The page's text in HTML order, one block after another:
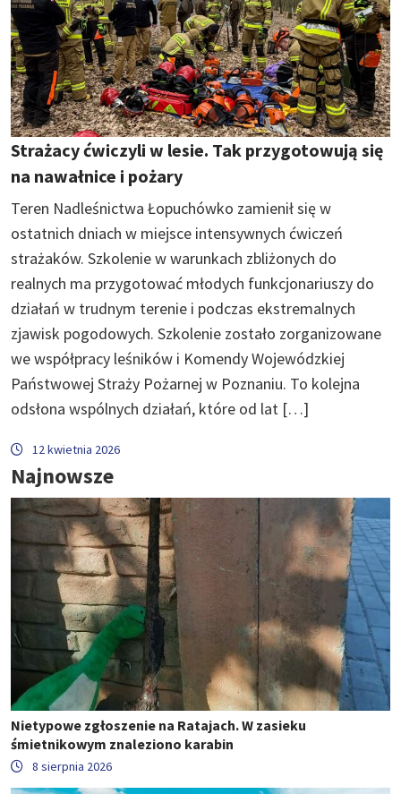
Strażacy ćwiczyli w lesie. Tak przygotowują się
na nawałnice i pożary
Teren Nadleśnictwa Łopuchówko zamienił się w
ostatnich dniach w miejsce intensywnych ćwiczeń
strażaków. Szkolenie w warunkach zbliżonych do
realnych ma przygotować młodych funkcjonariuszy do
działań w trudnym terenie i podczas ekstremalnych
zjawisk pogodowych. Szkolenie zostało zorganizowane
we współpracy leśników i Komendy Wojewódzkiej
Państwowej Straży Pożarnej w Poznaniu. To kolejna
odsłona wspólnych działań, które od lat […]
12 kwietnia 2026
Najnowsze
Nietypowe zgłoszenie na Ratajach. W zasieku
śmietnikowym znaleziono karabin
8 sierpnia 2026